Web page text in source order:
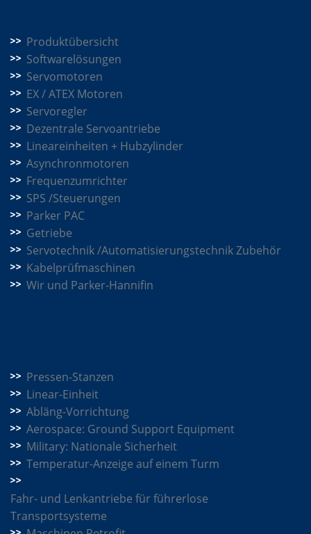
Produktübersicht
Softwarelösungen
Servomotoren
EX / ATEX Motoren
Servoregler
Dezentrale Servoantriebe
Lineareinheiten + Hubzylinder
Asynchronmotoren
Frequenzumrichter
SPS /Steuerungen
Parker PAC
Getriebe
Servotechnik /Automatisierungstechnik Zubehör
Kabelprüfmaschinen
Wir und Parker-Hannifin
Pressen-Stanzen
Linear-Einheit
Abläng-Vorrichtung
Aerospace: Ground Support Equipment
Military: Nationale Sicherheit
Temperatur-Anzeige auf einem Turm
Fahr- und Lenkantriebe für führerlose
Transportsysteme